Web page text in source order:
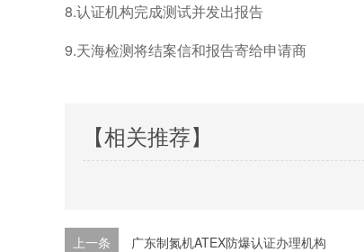
8.认证机构完成测试并发出报告
9.天海检测将结案信和报告寄给申请商
【相关推荐】
上一条
广东制氮机ATEX防爆认证办理机构